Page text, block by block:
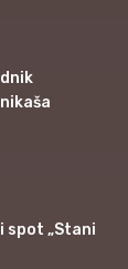
i spot „Stani